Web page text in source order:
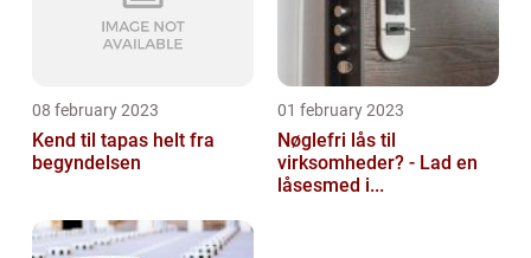
08 february 2023
Kend til tapas helt fra
begyndelsen
01 february 2023
Nøglefri lås til
virksomheder? - Lad en
låsesmed i...